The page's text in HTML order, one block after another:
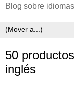
Blog sobre
50
inglés